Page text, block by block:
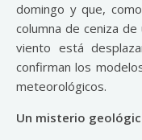
domingo y que,
columna de ceniza
viento está
confirman los
meteorológicos.
Un misterio